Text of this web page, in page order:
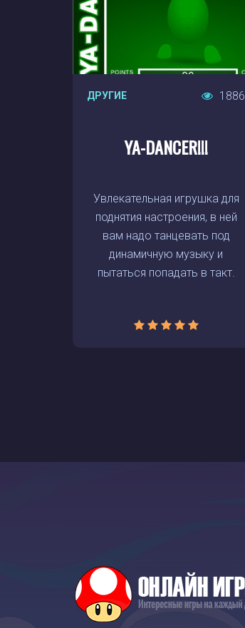
ДРУГИЕ 1886
YA-DANCER!!!
Увлекательная игрушка для
поднятия настроения, в ней
вам надо танцевать под
динамичную музыку и
пытаться попадать в такт.